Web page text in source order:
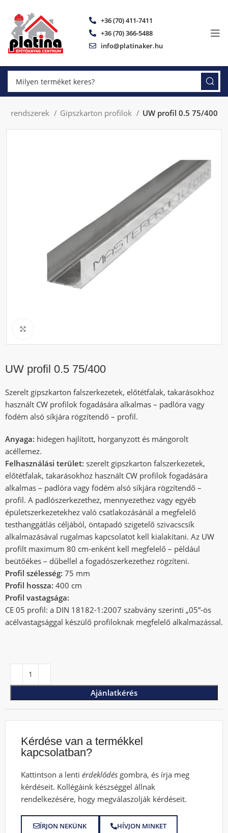
+36 (70) 411-7411
+36 (70) 366-5488
info@platinaker.hu
rendszerek Gipszkarton profilok UW profil 0.5 75/400
UW profil 0.5 75/400
Szerelt gipszkarton falszerkezetek, előtétfalak, takarásokhoz
használt CW profilok fogadására alkalmas – padlóra vagy
födém alsó síkjára rögzítendő – profil.
Anyaga: hidegen hajlított, horganyzott és mángorolt
acéllemez.
Felhasználási terület: szerelt gipszkarton falszerkezetek,
előtétfalak, takarásokhoz használt CW profilok fogadására
alkalmas – padlóra vagy födém alsó síkjára rögzítendő –
profil. A padlószerkezethez, mennyezethez vagy egyéb
épületszerkezetekhez való csatlakozásánál a megfelelő
testhanggátlás céljából, öntapadó szigetelő szivacscsík
alkalmazásával rugalmas kapcsolatot kell kialakítani. Az UW
profilt maximum 80 cm-enként kell megfelelő – például
beütőékes – dűbellel a fogadószerkezethez rögzíteni.
Profil szélesség: 75 mm
Profil hossza: 400 cm
Profil vastagsága:
CE 05 profil: a DIN 18182-1:2007 szabvány szerinti „05”-ös
acélvastagsággal készülő profiloknak megfelelő alkalmazással.
Ajánlatkérés
Kérdése van a termékkel
kapcsolatban?
Kattintson a lentiérdeklődés gombra, és írja meg
kérdéseit. Kollégáink készséggel állnak
rendelkezésére, hogy megválaszolják kérdéseit.
ÍRJON NEKÜNK HÍVJON MINKET